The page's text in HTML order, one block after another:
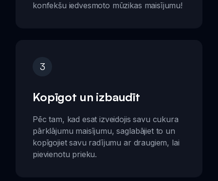
konfekšu iedvesmoto mūzikas maisījumu!
3
Kopīgot un izbaudīt
Pēc tam, kad esat izveidojis savu cukura
pārklājumu maisījumu, saglabājiet to un
kopīgojiet savu radījumu ar draugiem, lai
pievienotu prieku.